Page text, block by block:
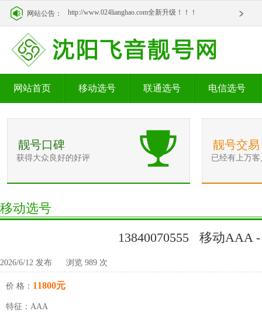
网站公告： http://www.024lianghao.com全新升级！！！
网站首页 移动选号 联通选号 电信选号
靓号口碑
获得大众良好的好评
靓号交易
已经有上万
移动选号
13840070555 移动AAA
2026/6/12 发布 浏览 989 次
价 格： 11800元
特征： AAA